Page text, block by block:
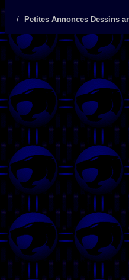
Petites Annonces Dessins